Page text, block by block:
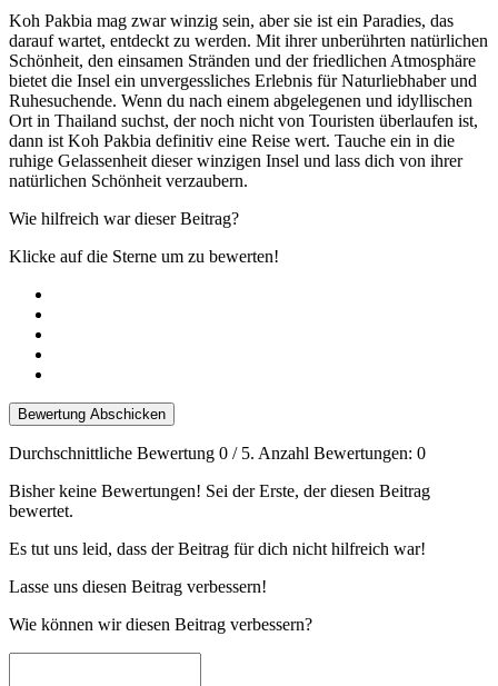
Koh Pakbia mag zwar winzig sein, aber sie ist ein Paradies, das
darauf wartet, entdeckt zu werden. Mit ihrer unberührten natürlichen
Schönheit, den einsamen Stränden und der friedlichen Atmosphäre
bietet die Insel ein unvergessliches Erlebnis für Naturliebhaber und
Ruhesuchende. Wenn du nach einem abgelegenen und idyllischen
Ort in Thailand suchst, der noch nicht von Touristen überlaufen ist,
dann ist Koh Pakbia definitiv eine Reise wert. Tauche ein in die
ruhige Gelassenheit dieser winzigen Insel und lass dich von ihrer
natürlichen Schönheit verzaubern.
Wie hilfreich war dieser Beitrag?
Klicke auf die Sterne um zu bewerten!
Bewertung Abschicken
Durchschnittliche Bewertung 0 / 5. Anzahl Bewertungen: 0
Bisher keine Bewertungen! Sei der Erste, der diesen Beitrag
bewertet.
Es tut uns leid, dass der Beitrag für dich nicht hilfreich war!
Lasse uns diesen Beitrag verbessern!
Wie können wir diesen Beitrag verbessern?